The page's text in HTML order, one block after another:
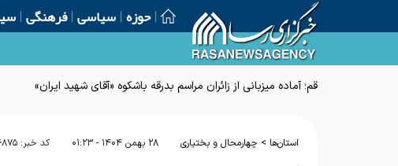
حوزه سیاسی فرهنگی
قم؛ آماده میزبانی از زائران مراسم بدرقه باشکوه «آقای شهید ایران»
استان‌ها > چهارمحال و بختیاری ۲۸ بهمن ۱۴۰۴ - ۰۱:۲۳ کد خبر: